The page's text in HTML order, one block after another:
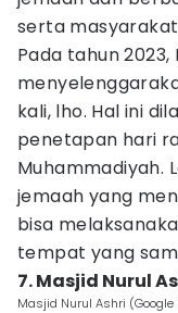
serta
Pada tahun
kali, lho. Hal ini
penetapan hari
Muhammadiyah.
jemaah yang
bisa
tempat yang
7. Masjid Nurul
Masjid Nurul Ashri (Google